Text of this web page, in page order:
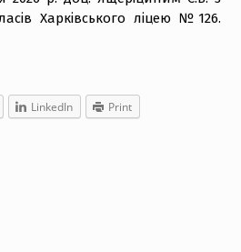
Харківського ліцею №126.
LinkedIn Print